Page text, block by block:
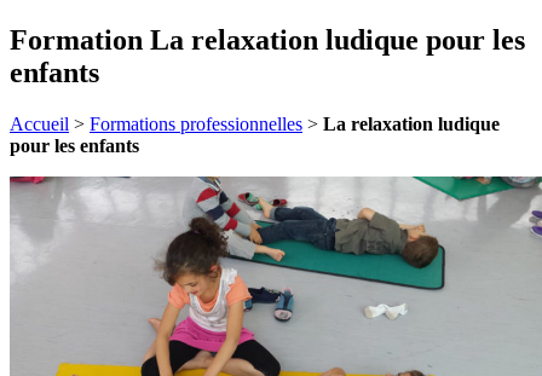
Formation La relaxation ludique pour les
enfants
Accueil > Formations professionnelles > La relaxation ludique
pour les enfants